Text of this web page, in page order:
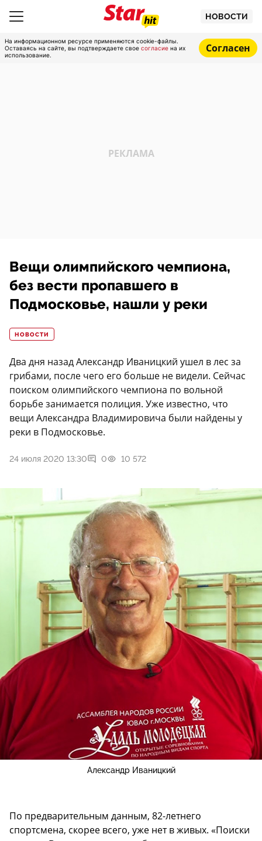
НОВОСТИ
На информационном ресурсе применяются cookie-файлы.
Оставаясь на сайте, вы подтверждаете свое согласие на их
использование.
Согласен
Вещи олимпийского чемпиона,
без вести пропавшего в
Подмосковье, нашли у реки
НОВОСТИ
Два дня назад Александр Иваницкий ушел в лес за
грибами, после чего его больше не видели. Сейчас
поиском олимпийского чемпиона по вольной
борьбе занимается полиция. Уже известно, что
вещи Александра Владимировича были найдены у
реки в Подмосковье.
24 июля 2020 13:30 0 10 572
Александр Иваницкий
По предварительным данным, 82-летнего
спортсмена, скорее всего, уже нет в живых. «Поиски